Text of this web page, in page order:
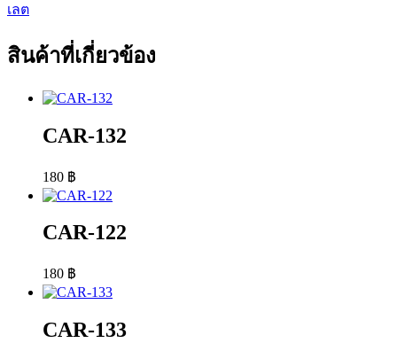
เลต
สินค้าที่เกี่ยวข้อง
CAR-132
180 ฿
CAR-122
180 ฿
CAR-133